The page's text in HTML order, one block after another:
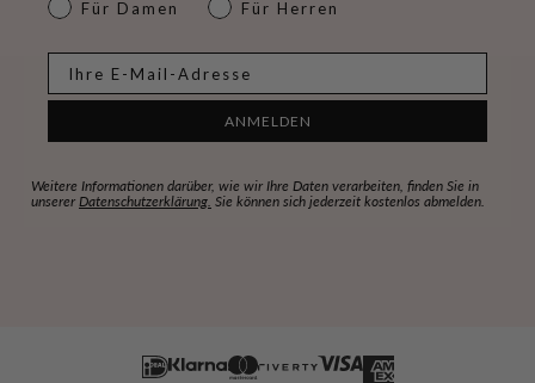
Für Damen Für Herren
ANMELDEN
Weitere Informationen darüber, wie wir Ihre Daten verarbeiten, finden Sie in
unserer Datenschutzerklärung. Sie können sich jederzeit kostenlos abmelden.